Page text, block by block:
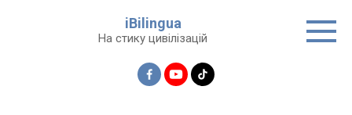
iBilingua
На стику цивілізацій